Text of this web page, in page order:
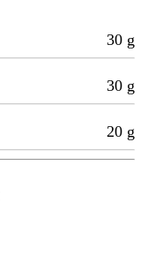
30 g
30 g
20 g